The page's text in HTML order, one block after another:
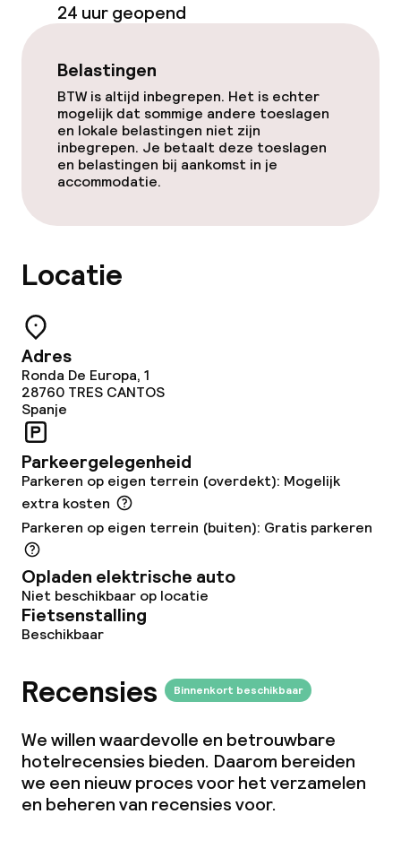
Wasfaciliteiten (wasmachine)
Wasservice
Zakelijke faciliteiten
Conferentieruimte
Beleid
24 uur geopend
Belastingen
BTW is altijd inbegrepen. Het is echter
mogelijk dat sommige andere toeslagen
en lokale belastingen niet zijn
inbegrepen. Je betaalt deze toeslagen
en belastingen bij aankomst in je
accommodatie.
Locatie
Adres
Ronda De Europa, 1
28760 TRES CANTOS
Spanje
Parkeergelegenheid
Parkeren op eigen terrein (overdekt): Mogelijk
extra kosten
Parkeren op eigen terrein (buiten): Gratis parkeren
Opladen elektrische auto
Niet beschikbaar op locatie
Fietsenstalling
Beschikbaar
Recensies Binnenkort beschikbaar
We willen waardevolle en betrouwbare
hotelrecensies bieden. Daarom bereiden
we een nieuw proces voor het verzamelen
en beheren van recensies voor.